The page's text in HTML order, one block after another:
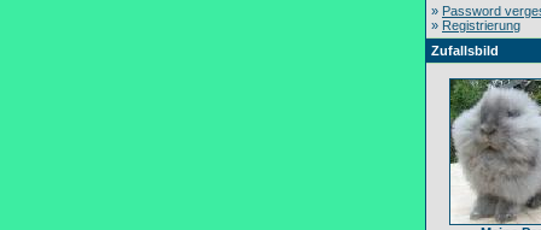
» Password
» Registrierung
Zufallsbild